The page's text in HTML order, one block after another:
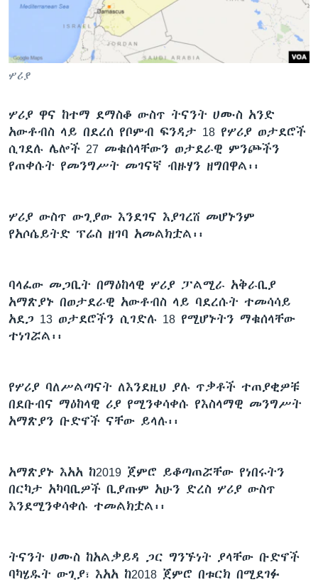
ቋንቋዎች
ሦሪያ
ሦሪያ ዋና ከተማ ደማስቆ ውስጥ ትናንት ሀሙስ አንድ
አውቶብስ ላይ በደረሰ የቦምብ ፍንዳታ 18 የሦሪያ ወታደሮች
ሲገደሉ ሌሎች 27 መቁሰላቸውን ወታደራዊ ምንጮችን
የጠቀሱት የመንግሥት መገናኛ ብዙሃን ዘግበዋል፡፡
ሦሪያ ውስጥ ውጊያው እንደገና እያገረሸ መሆኑንም
የአሶሴይትድ ፕሬስ ዘገባ አመልክቷል፡፡
ባላፈው መጋቢት በማዕከላዊ ሦሪያ ፓልሚራ አቅራቢያ
አማጽያኑ በወታደራዊ አውቶብስ ላይ ባደረሱት ተመሳሳይ
አደጋ 13 ወታደሮችን ሲገድሉ 18 የሚሆኑትን ማቁሰላቸው
ተነገሯል፡፡
የሦሪያ ባለሥልጣናት ለእንደዚህ ያሉ ጥቃቶች ተጠያቂዎቹ
በደቡብና ማዕከላዊ ሪያ የሚንቀሳቀሱ የእስላማዊ መንግሥት
አማጽያን ቡድኖች ናቸው ይላሉ፡፡
አማጽያኑ እአአ ከ2019 ጀምሮ ይቆጣጠሯቸው የነበሩትን
በርካታ አካባቢዎች ቢያጡም አሁን ድረስ ሦሪያ ውስጥ
እንደሚንቀሳቀሱ ተመልክቷል፡፡
ትናንት ሀሙስ ከአልቃይዳ ጋር ግንኙነት ያላቸው ቡድኖች
ባካሄዱት ውጊያ፣ እአአ ከ2018 ጀምሮ በቱርክ በሚደገፉ